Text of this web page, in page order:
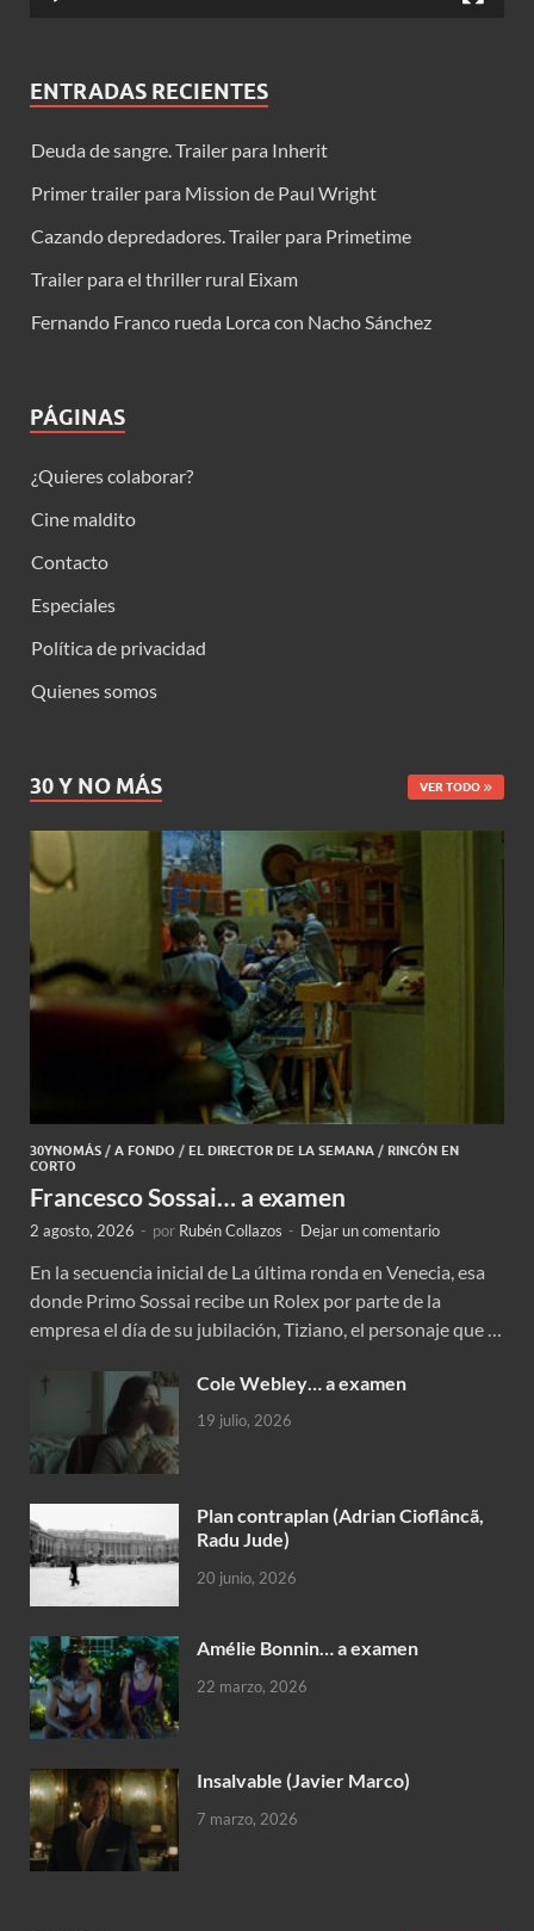
ENTRADAS RECIENTES
Deuda de sangre. Trailer para Inherit
Primer trailer para Mission de Paul Wright
Cazando depredadores. Trailer para Primetime
Trailer para el thriller rural Eixam
Fernando Franco rueda Lorca con Nacho Sánchez
PÁGINAS
¿Quieres colaborar?
Cine maldito
Contacto
Especiales
Política de privacidad
Quienes somos
30 Y NO MÁS VER TODO
30YNOMÁS / A FONDO / EL DIRECTOR DE LA SEMANA / RINCÓN EN
CORTO
Francesco Sossai… a examen
2 agosto, 2026 - por Rubén Collazos - Dejar un comentario
En la secuencia inicial de La última ronda en Venecia, esa
donde Primo Sossai recibe un Rolex por parte de la
empresa el día de su jubilación, Tiziano, el personaje que …
Cole Webley… a examen
19 julio, 2026
Plan contraplan (Adrian Cioflâncã,
Radu Jude)
20 junio, 2026
Amélie Bonnin… a examen
22 marzo, 2026
Insalvable (Javier Marco)
7 marzo, 2026